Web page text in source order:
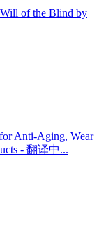
of the Blind by
Anti-Aging, Wear
- 翻译中...